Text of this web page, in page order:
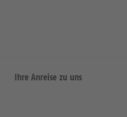
Ihre Anreise zu uns